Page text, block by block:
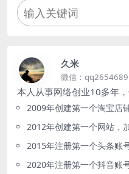
久米
微信：qq2654689
本人从事网络创业10多年
2009年创建第一个淘宝店
2012年创建第一个网站，
2015年注册第一个头条账
2020年注册第一个抖音账